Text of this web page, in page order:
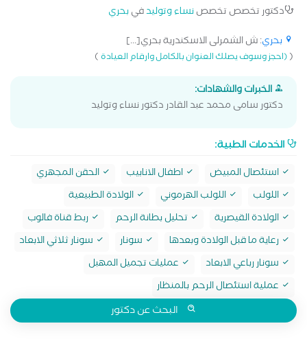
دكتور تخصص تخصصنساء وتوليدفيبحري
بحري: ش الشمرلى الاسكندرية بحري[...]
((احجز وسوف يصلك العنوان بالكامل وارقام العيادة)
الخبرات والشهادات:
دكتور سامى محمد عبد القادر دكتور نساء وتوليد
الخدمات الطبية:
استئصال المبيض اطفال الانابيب
الحقن المجهري
اللولب
اللولب الهرموني
الولادة الطبيعية
الولادة القيصرية
تحليل بطانة الرحم
ربط قناة فالوب
رعاية ما قبل الولادة وبعدها
سونار
سونار ثلاثي الابعاد
سونار رباعي الابعاد
عمليات تجميل المهبل
عملية استئصال الرحم بالمنظار
البحث عن دكتور